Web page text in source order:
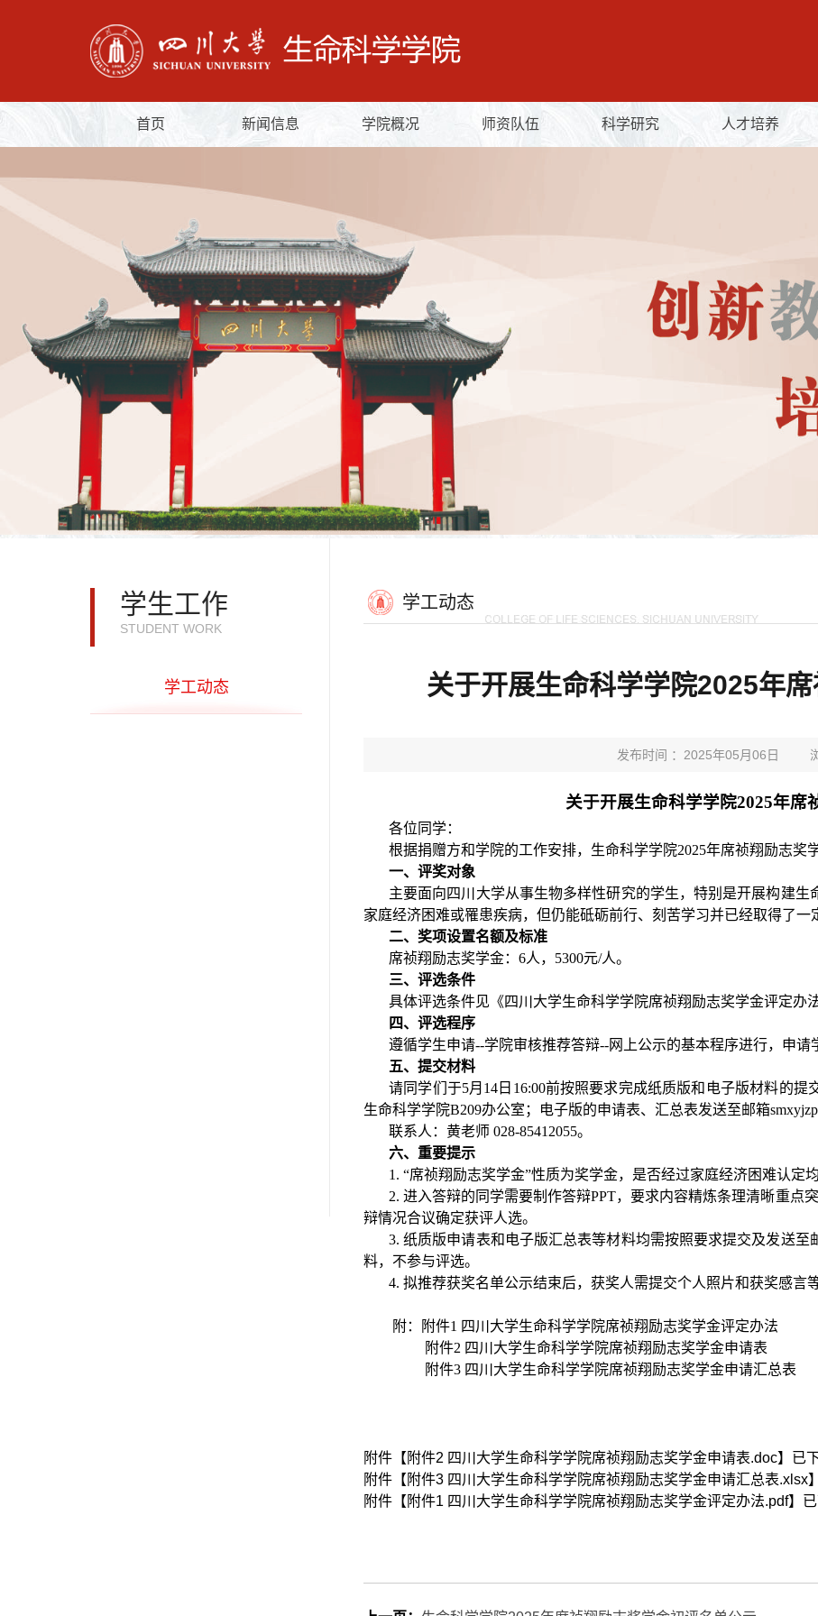
首页 新闻信息 学院概况 师资队伍 科学研究 人才培养
学生工作
STUDENT WORK
学工动态
学工动态
关于开展生命科学学院2025年
发布时间 ：2025年05月06日
关于开展生命科学学院2025年席
各位同学：
根据捐赠方和学院的工作安排， 生命科学学院2025年席祯翔励志奖
一、 评奖对象
主要面向四川大学从事生物多样性研究的学生，特别是开展构建
家庭经济困难或罹患疾病，但仍能砥砺前行、刻苦学习并已经取得了一
二、奖项设置名额及标准
席祯翔励志奖学金： 6人， 5300元/人。
三、评选条件
具体评选条件见《四川大学生命科学学院席祯翔励志奖学金评定办
四、评选程序
遵循学生申请--学院审核推荐答辩--网上公示的基本程序进行，申请
五、提交材料
请同学们于5月 14 日 16:00前按照要求完成纸质版和电子版材料的
生命科学学院B209办公室；电子版的申请表、 汇总表发送至邮箱
联系人： 黄老师 028-85412055。
六、重要提示
1. “席祯翔励志奖学金”性质为奖学金，是否经过家庭经济困难认定均
2. 进入答辩的同学需要制作答辩PPT，要求内容精炼条理清晰重点
辩情况合议确定获评人选。
3.纸质版申请表和电子版汇总表等材料均需按照要求提交及发送
料，不参与评选。
4. 拟推荐获奖名单公示结束后，获奖人需提交个人照片和获奖感言
附： 附件1 四川大学生命科学学院席祯翔励志奖学金评定办法
附件2 四川大学生命科学学院席祯翔励志奖学金申请表
附件3 四川大学生命科学学院席祯翔励志奖学金申请汇总表
附件【 附件2 四川大学生命科学学院席祯翔励志奖学金申请表.doc】已
附件【 附件3 四川大学生命科学学院席祯翔励志奖学金申请汇总表.xlsx
附件【 附件1 四川大学生命科学学院席祯翔励志奖学金评定办法.pdf】